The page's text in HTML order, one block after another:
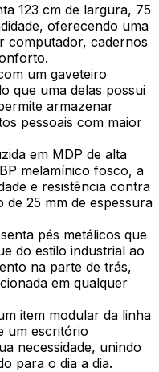
123 cm de largura, 75
oferecendo uma
computador, cadernos
um gaveteiro
que uma delas possui
armazenar
pessoais com maior
em MDP de alta
melamínico fosco, a
e resistência contra
25 mm de espessura
pés metálicos que
do estilo industrial ao
na parte de trás,
em qualquer
item modular da linha
um escritório
necessidade, unindo
para o dia a dia.